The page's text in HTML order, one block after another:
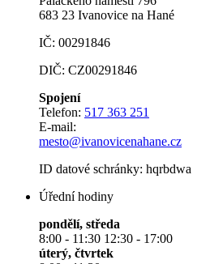
683 23 Ivanovice na Hané
IČ: 00291846
DIČ: CZ00291846
Spojení
Telefon: 517 363 251
E-mail:
mesto@ivanovicenahane.cz
ID datové schránky: hqrbdwa
Úřední hodiny
pondělí, středa
8:00 - 11:30 12:30 - 17:00
úterý, čtvrtek